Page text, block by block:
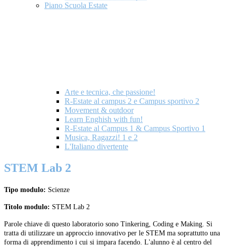
Piano Scuola Estate
Arte e tecnica, che passione!
R-Estate al campus 2 e Campus sportivo 2
Movement & outdoor
Learn Enghish with fun!
R-Estate al Campus 1 & Campus Sportivo 1
Musica, Ragazzi! 1 e 2
L'Italiano divertente
STEM Lab 2
Tipo modulo: Scienze
Titolo modulo: STEM Lab 2
Parole chiave di questo laboratorio sono Tinkering, Coding e Making. Si
tratta di utilizzare un approccio innovativo per le STEM ma soprattutto una
forma di apprendimento i cui si impara facendo. L'alunno è al centro del